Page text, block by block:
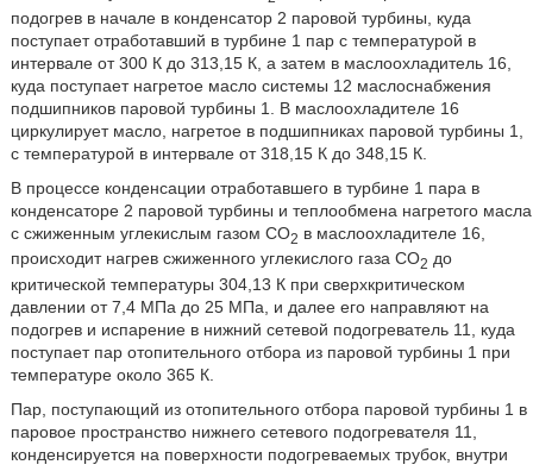
подогрев в начале в конденсатор 2 паровой турбины, куда
поступает отработавший в турбине 1 пар с температурой в
интервале от 300 К до 313,15 К, а затем в маслоохладитель 16,
куда поступает нагретое масло системы 12 маслоснабжения
подшипников паровой турбины 1. В маслоохладителе 16
циркулирует масло, нагретое в подшипниках паровой турбины 1,
с температурой в интервале от 318,15 К до 348,15 К.
В процессе конденсации отработавшего в турбине 1 пара в
конденсаторе 2 паровой турбины и теплообмена нагретого масла
с сжиженным углекислым газом CO2 в маслоохладителе 16,
происходит нагрев сжиженного углекислого газа CO2 до
критической температуры 304,13 К при сверхкритическом
давлении от 7,4 МПа до 25 МПа, и далее его направляют на
подогрев и испарение в нижний сетевой подогреватель 11, куда
поступает пар отопительного отбора из паровой турбины 1 при
температуре около 365 К.
Пар, поступающий из отопительного отбора паровой турбины 1 в
паровое пространство нижнего сетевого подогревателя 11,
конденсируется на поверхности подогреваемых трубок, внутри